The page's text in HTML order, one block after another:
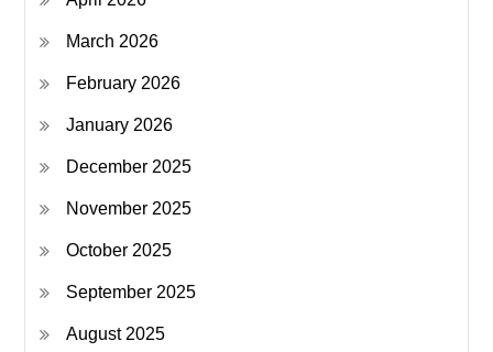
March 2026
February 2026
January 2026
December 2025
November 2025
October 2025
September 2025
August 2025